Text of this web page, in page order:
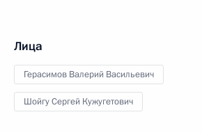
Лица
Герасимов Валерий Васильевич
Шойгу Сергей Кужугетович